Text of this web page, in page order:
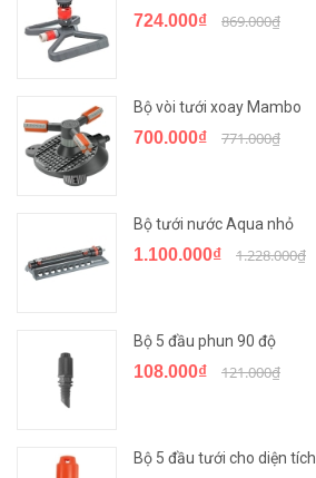
724.000₫ 869.000₫
Bộ vòi tưới xoay Mambo
700.000₫ 771.000₫
Bộ tưới nước Aqua nhỏ
1.100.000₫ 1.228.000₫
Bộ 5 đầu phun 90 độ
108.000₫ 121.000₫
Bộ 5 đầu tưới cho diện